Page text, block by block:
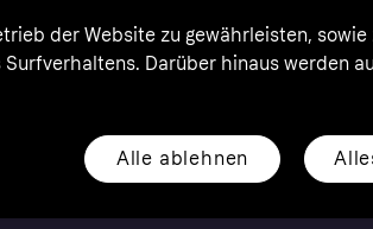
46, 111 34
der Website zu gewährleisten, sowie
Darüber hinaus werden
Alle ablehnen